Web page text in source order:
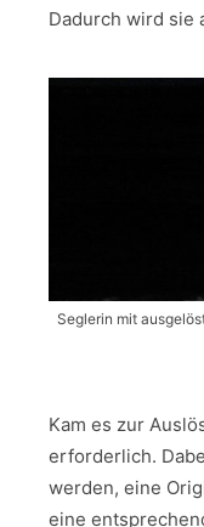
Dadurch wird sie
Seglerin mit
Kam es zur
erforderlich.
werden, eine
eine